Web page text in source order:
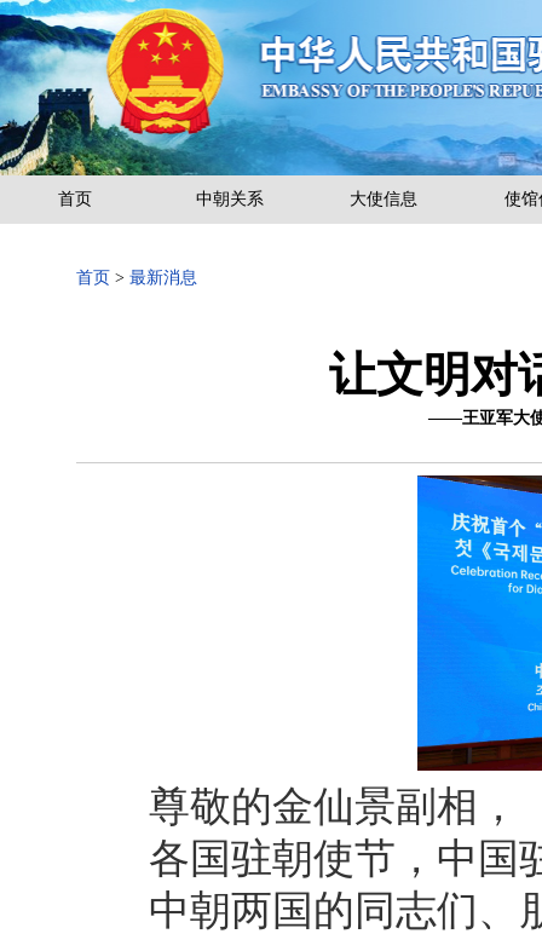
首页 中朝关系 大使信息 使馆
首页 > 最新消息
让文明对
——王亚军大使
尊敬的金仙景副相，
各国驻朝使节，中国
中朝两国的同志们、